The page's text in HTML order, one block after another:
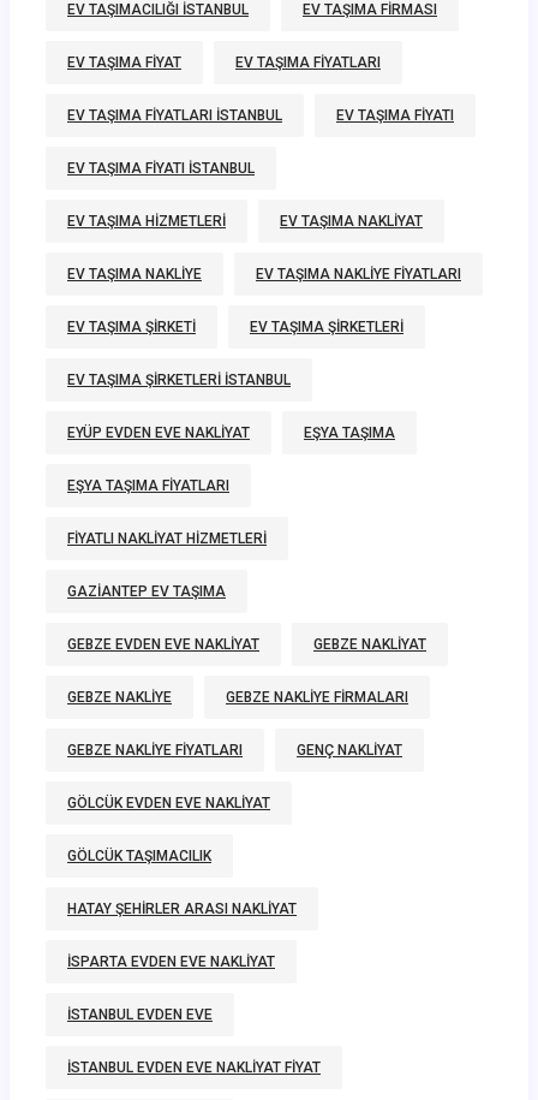
EV TAŞIMACILIĞI ISTANBUL EV TAŞIMA FIRMASI
EV TAŞIMA FIYAT EV TAŞIMA FIYATLARI
EV TAŞIMA FIYATLARI ISTANBUL EV TAŞIMA FIYATI
EV TAŞIMA FIYATI ISTANBUL
EV TAŞIMA HIZMETLERI EV TAŞIMA NAKLIYAT
EV TAŞIMA NAKLIYE EV TAŞIMA NAKLIYE FIYATLARI
EV TAŞIMA ŞIRKETI EV TAŞIMA ŞIRKETLERI
EV TAŞIMA ŞIRKETLERI ISTANBUL
EYÜP EVDEN EVE NAKLIYAT EŞYA TAŞIMA
EŞYA TAŞIMA FIYATLARI
FIYATLI NAKLIYAT HIZMETLERI
GAZIANTEP EV TAŞIMA
GEBZE EVDEN EVE NAKLIYAT GEBZE NAKLIYAT
GEBZE NAKLIYE GEBZE NAKLIYE FIRMALARI
GEBZE NAKLIYE FIYATLARI GENÇ NAKLIYAT
GÖLCÜK EVDEN EVE NAKLIYAT
GÖLCÜK TAŞIMACILIK
HATAY ŞEHIRLER ARASI NAKLIYAT
ISPARTA EVDEN EVE NAKLIYAT
ISTANBUL EVDEN EVE
ISTANBUL EVDEN EVE NAKLIYAT FIYAT